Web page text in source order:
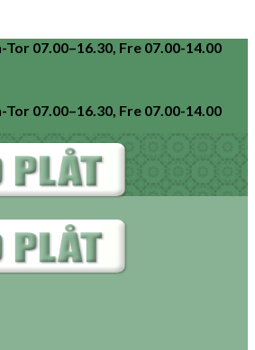
07.00–16.30, Fre 07.00-14.00
07.00–16.30, Fre 07.00-14.00